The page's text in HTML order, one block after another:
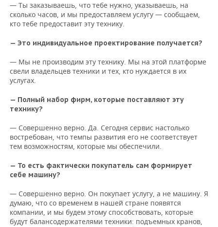
— Ты заказываешь, что тебе нужно, указываешь, на
сколько часов, и мы предоставляем услугу — сообщаем,
кто тебе предоставит эту технику.
— Это индивидуальное проектирование получается?
— Мы не производим эту технику. Мы на этой платформе
свели владельцев техники и тех, кто нуждается в их
услугах.
— Полный набор фирм, которые поставляют эту
технику?
— Совершенно верно. Да. Сегодня сервис настолько
востребован, что темпы развития его не соответствует
тем возможностям, которые мы обеспечили.
— То есть фактически покупатель сам формирует
себе машину?
— Совершенно верно. Он покупает услугу, а не машину. Я
думаю, что со временем в нашей стране появятся
компании, и мы будем этому способствовать, которые
будут балансодержателями техники: подъемных кранов,